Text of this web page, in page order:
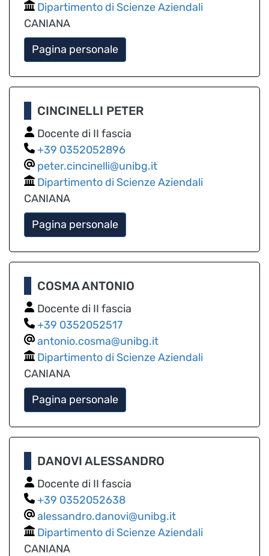
Dipartimento di Scienze Aziendali
CANIANA
Pagina personale
CINCINELLI PETER
Docente di II fascia
0352052896
peter.cincinelli@unibg.it
Dipartimento di Scienze Aziendali
CANIANA
Pagina personale
COSMA ANTONIO
Docente di II fascia
0352052517
antonio.cosma@unibg.it
Dipartimento di Scienze Aziendali
CANIANA
Pagina personale
DANOVI ALESSANDRO
Docente di II fascia
0352052638
alessandro.danovi@unibg.it
Dipartimento di Scienze Aziendali
CANIANA